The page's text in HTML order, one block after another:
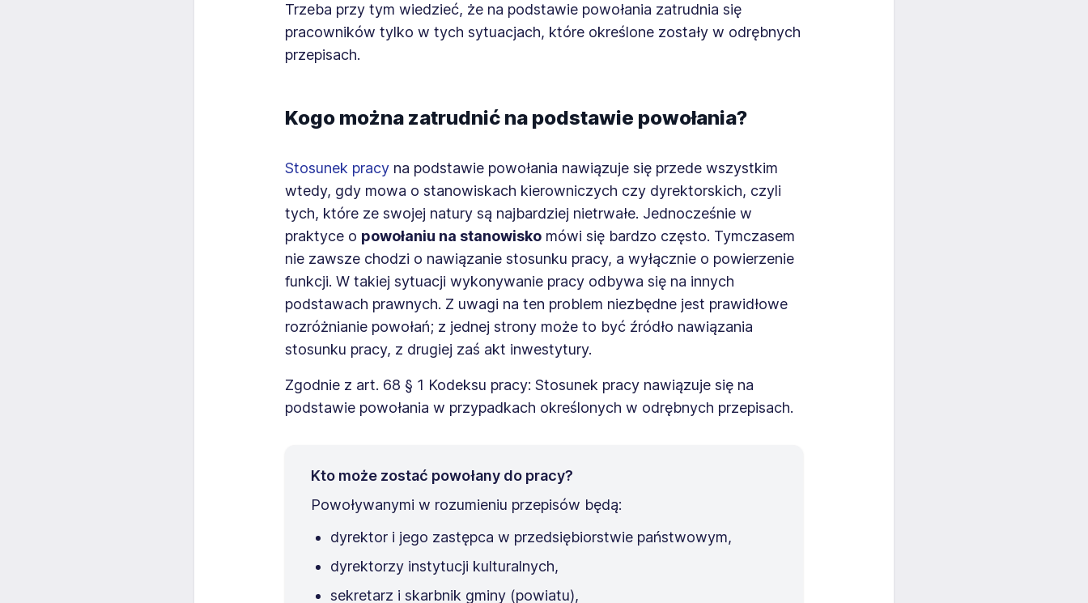
Trzeba przy tym wiedzieć, że na podstawie powołania zatrudnia się
pracowników tylko w tych sytuacjach, które określone zostały w odrębnych
przepisach.
Kogo można zatrudnić na podstawie powołania?
Stosunek pracy na podstawie powołania nawiązuje się przede wszystkim
wtedy, gdy mowa o stanowiskach kierowniczych czy dyrektorskich, czyli
tych, które ze swojej natury są najbardziej nietrwałe. Jednocześnie w
praktyce o powołaniu na stanowisko mówi się bardzo często. Tymczasem
nie zawsze chodzi o nawiązanie stosunku pracy, a wyłącznie o powierzenie
funkcji. W takiej sytuacji wykonywanie pracy odbywa się na innych
podstawach prawnych. Z uwagi na ten problem niezbędne jest prawidłowe
rozróżnianie powołań; z jednej strony może to być źródło nawiązania
stosunku pracy, z drugiej zaś akt inwestytury.
Zgodnie z art. 68 § 1 Kodeksu pracy: Stosunek pracy nawiązuje się na
podstawie powołania w przypadkach określonych w odrębnych przepisach.
Kto może zostać powołany do pracy?
Powoływanymi w rozumieniu przepisów będą:
dyrektor i jego zastępca w przedsiębiorstwie państwowym,
dyrektorzy instytucji kulturalnych,
sekretarz i skarbnik gminy (powiatu),